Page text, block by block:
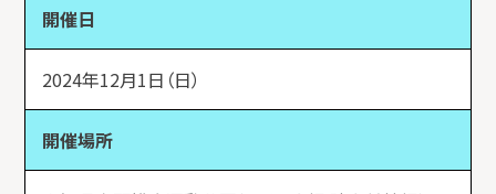
開催日
2024年12月1日（日）
開催場所